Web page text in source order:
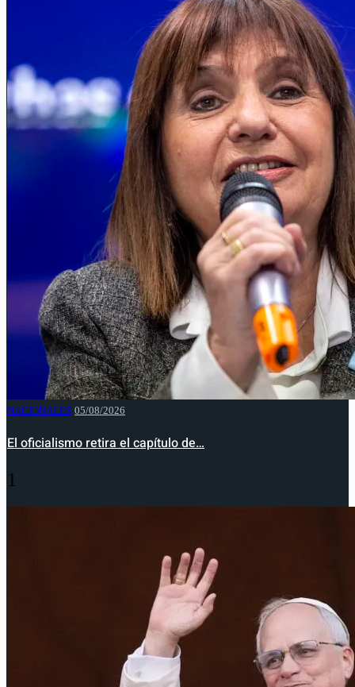
NACIONALES 05/08/2026
El oficialismo retira el capítulo de…
1